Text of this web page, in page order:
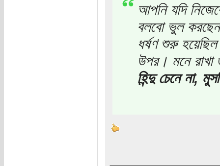
আপনি যদি
বলবো ভুল
ধর্ষণ শুরু
উপর। মনে
হিন্দু চেনে না,